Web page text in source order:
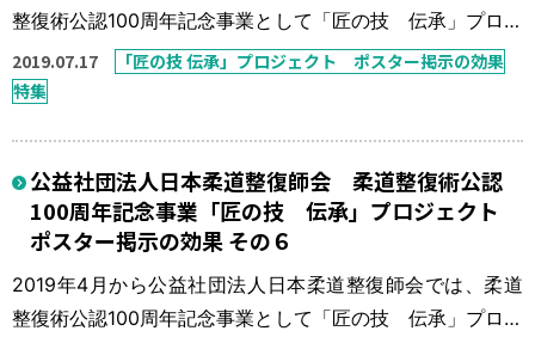
整復術公認100周年記念事業として「匠の技 伝承」プロジ
ェクトを実施している。 本来、柔道整復師の得意技は骨
折・脱臼の整復固定であったが、この30年間で柔道整復師
一度、骨折・脱臼の患者さんを接骨院に！」を一つの目標
に「匠の技 伝承」プロジェ […]
2019.07.17
「匠の技 伝承」プロジェクト ポスター掲示の効果
特集
公益社団法人日本柔道整復師会 柔道整復術公認
100周年記念事業「匠の技 伝承」プロジェクト
ポスター掲示の効果 その６
2019年4月から公益社団法人日本柔道整復師会では、柔道
整復術公認100周年記念事業として「匠の技 伝承」プロジ